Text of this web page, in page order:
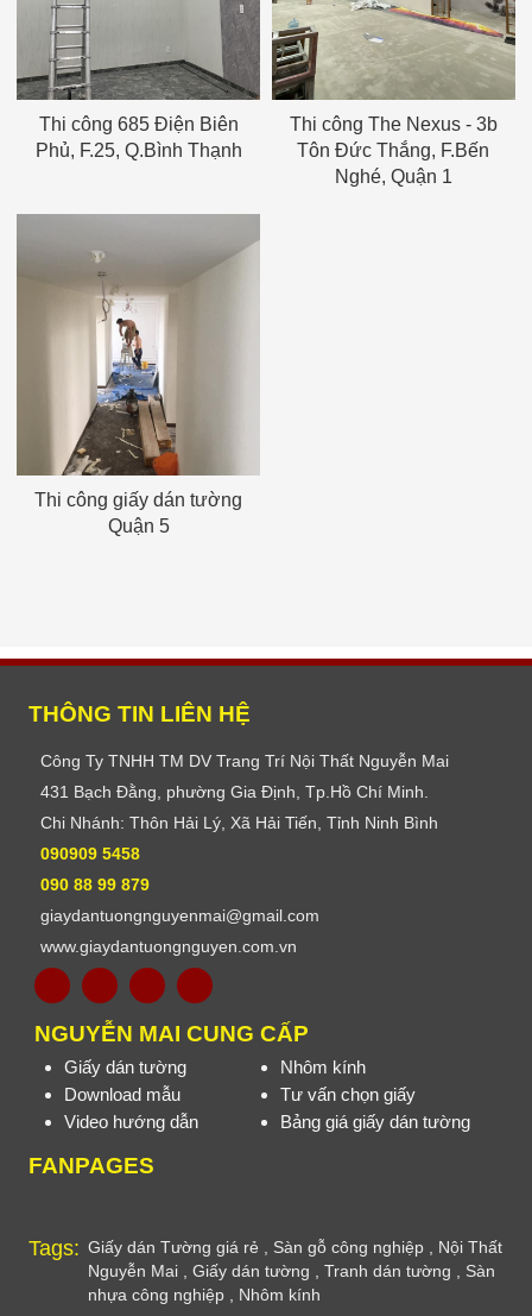
Thi công 685 Điện Biên
Phủ, F.25, Q.Bình Thạnh
Thi công The Nexus - 3b
Tôn Đức Thắng, F.Bến
Nghé, Quận 1
Thi công giấy dán tường
Quận 5
THÔNG TIN LIÊN HỆ
Công Ty TNHH TM DV Trang Trí Nội Thất Nguyễn Mai
431 Bạch Đằng, phường Gia Định, Tp.Hồ Chí Minh.
Chi Nhánh: Thôn Hải Lý, Xã Hải Tiến, Tỉnh Ninh Bình
090909 5458
090 88 99 879
giaydantuongnguyenmai@gmail.com
www.giaydantuongnguyen.com.vn
NGUYỄN MAI CUNG CẤP
Giấy dán tường
Nhôm kính
Download mẫu
Tư vấn chọn giấy
Video hướng dẫn
Bảng giá giấy dán tường
FANPAGES
Tags: Giấy dán Tường giá rẻ , Sàn gỗ công nghiệp , Nội Thất
Nguyễn Mai ,Giấy dán tường ,Tranh dán tường , Sàn
nhựa công nghiệp , Nhôm kính